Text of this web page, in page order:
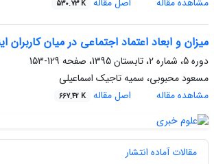
530.73 K
میزان و ابعاد اعتماد اجتماعی در میان کاربران
دوره 5، شماره 2، تابستان 1395، صفحه
129-153
مسعود محبوبی، سمیه تاجیک اسماعیلی
مشاهده مقاله
اصل مقاله 667.42 K
مقالات آماده انتشار